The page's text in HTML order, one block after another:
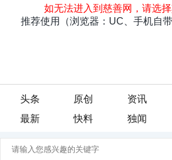
头条 原创 资讯
最新
快料 独闻